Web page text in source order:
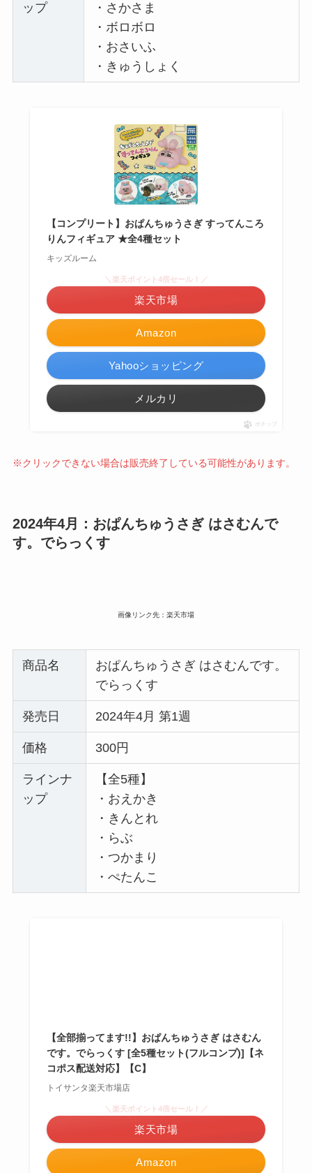
ップ
・さかさま
・ボロボロ
・おさいふ
・きゅうしょく
【コンプリート】おぱんちゅうさぎ すってんころ
りんフィギュア ★全4種セット
キッズルーム
Amazon
＼楽天ポイント4倍セール！／
楽天市場
Yahooショッピング
メルカリ
ポチップ
※クリックできない場合は販売終了している可能性があります。
2024年4月：おぱんちゅうさぎ はさむんで
す。でらっくす
画像リンク先：楽天市場
商品名
おぱんちゅうさぎ はさむんです。
でらっくす
発売日 2024年4月 第1週
価格 300円
ラインナ
ップ
【全5種】
・おえかき
・きんとれ
・らぶ
・つかまり
・ぺたんこ
【全部揃ってます!!】おぱんちゅうさぎ はさむん
です。でらっくす [全5種セット(フルコンプ)]【ネ
コポス配送対応】【C】
トイサンタ楽天市場店
Amazon
＼楽天ポイント4倍セール！／
楽天市場